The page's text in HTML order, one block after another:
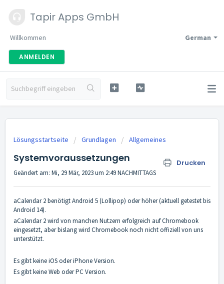
Tapir Apps GmbH
German
Willkommen
ANMELDEN
Lösungsstartseite Grundlagen Allgemeines
Systemvoraussetzungen Drucken
Geändert am: Mi, 29 Mär, 2023 um 2:49 NACHMITTAGS
aCalendar 2 benötigt Android 5 (Lollipop) oder höher (aktuell getestet bis
Android 14).
aCalendar 2 wird von manchen Nutzern erfolgreich auf Chromebook
eingesetzt, aber bislang wird Chromebook noch nicht offiziell von uns
unterstützt.
Es gibt keineiOS oder iPhone Version.
Es gibt keineWeb oder PC Version.